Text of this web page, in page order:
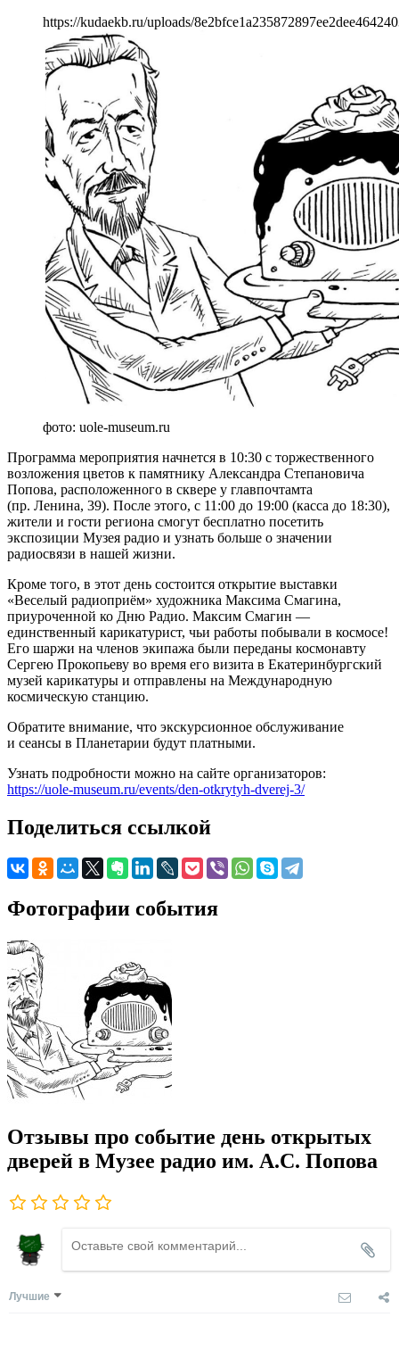
https://kudaekb.ru/uploads/
фото: uole-museum.ru
Программа мероприятия начнется в 10:30 с торжественного
возложения цветов к памятнику Александра Степановича
Попова, расположенного в сквере у главпочтамта
(пр. Ленина, 39). После этого, с 11:00 до 19:00 (касса до 18:30),
жители и гости региона смогут бесплатно посетить
экспозиции Музея радио и узнать больше о значении
радиосвязи в нашей жизни.
Кроме того, в этот день состоится открытие выставки
«Веселый радиоприём» художника Максима Смагина,
приуроченной ко Дню Радио. Максим Смагин —
единственный карикатурист, чьи работы побывали в космосе!
Его шаржи на членов экипажа были переданы космонавту
Сергею Прокопьеву во время его визита в Екатеринбургский
музей карикатуры и отправлены на Международную
космическую станцию.
Обратите внимание, что экскурсионное обслуживание
и сеансы в Планетарии будут платными.
Узнать подробности можно на сайте организаторов:
https://uole-museum.ru/events/den-otkrytyh-dverej-3/
Поделиться ссылкой
Фотографии события
Отзывы про событие день открытых
дверей в Музее радио им. А.С. Попова
Лучшие